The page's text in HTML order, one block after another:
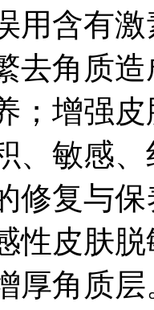
含有激
去角质
；增强
、敏感
修复与
性皮肤
厚角质层